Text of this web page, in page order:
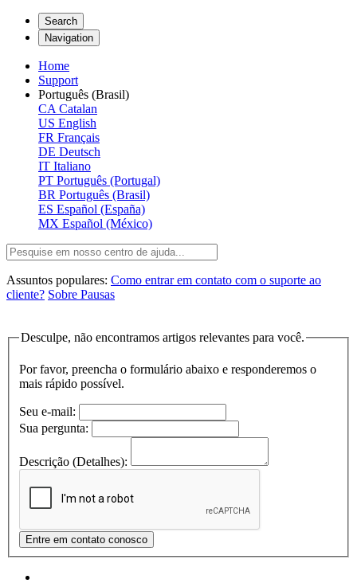
Search
Navigation
Home
Support
Português (Brasil)
CA Catalan
US English
FR Français
DE Deutsch
IT Italiano
PT Português (Portugal)
BR Português (Brasil)
ES Español (España)
MX Español (México)
Assuntos populares: Como entrar em contato com o suporte ao
cliente? Sobre Pausas
Desculpe, não encontramos artigos relevantes para você.
Por favor, preencha o formulário abaixo e responderemos o
mais rápido possível.
Seu e-mail:
Sua pergunta:
Descrição (Detalhes):